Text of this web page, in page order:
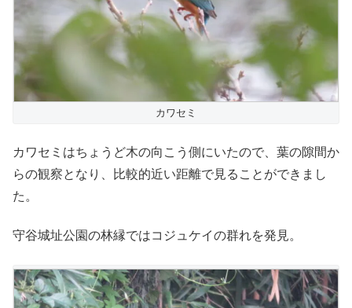
カワセミ
カワセミはちょうど木の向こう側にいたので、葉の隙間か
らの観察となり、比較的近い距離で見ることができまし
た。
守谷城址公園の林縁ではコジュケイの群れを発見。